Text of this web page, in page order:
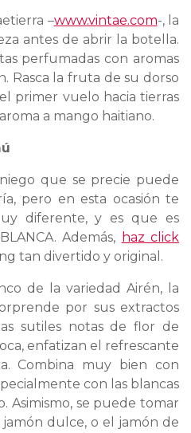
–www.vintae.com-, la
antes de abrir la botella.
perfumadas con aromas
Rasca la fruta de su dorso
primer vuelo hacia tierras
a mango haitiano.
que se precie puede
pero en esta ocasión te
diferente, y es que es
Además, haz click
tan divertido y original.
de la variedad Airén, la
por sus extractos
sutiles notas de flor de
enfatizan el refrescante
Combina muy bien con
con las blancas
Asimismo, se puede tomar
dulce, o el jamón de